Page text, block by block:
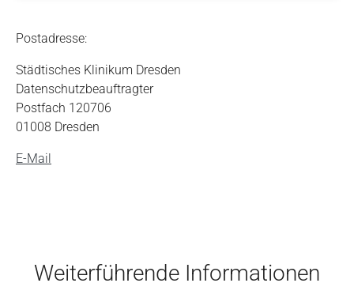
Postadresse:
Städtisches Klinikum Dresden
Datenschutzbeauftragter
Postfach 120706
01008 Dresden
E-Mail
Weiterführende Informationen